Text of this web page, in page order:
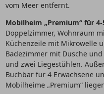
vom Meer entfernt.
Mobilheim „Premium“ für 4-
Doppelzimmer, Wohnraum
Küchenzeile mit Mikrowelle
Badezimmer mit Dusche
und zwei Liegestühlen.
Buchbar für 4 Erwachsene
Mobilheime „Premium“